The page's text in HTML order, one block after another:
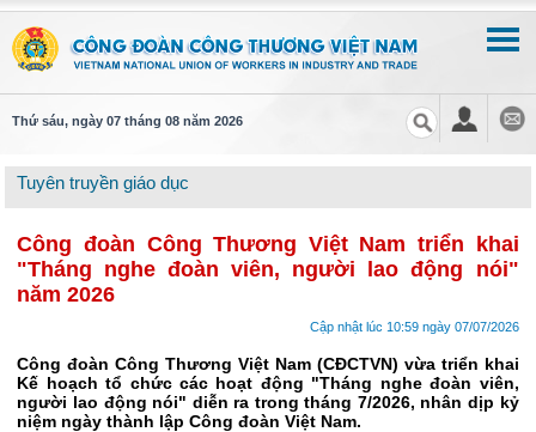
Thứ sáu, ngày 07 tháng 08 năm 2026
Tuyên truyền giáo dục
Công đoàn Công Thương Việt Nam triển khai
"Tháng nghe đoàn viên, người lao động nói"
năm 2026
Cập nhật lúc 10:59 ngày 07/07/2026
Công đoàn Công Thương Việt Nam (CĐCTVN) vừa triển khai
Kế hoạch tổ chức các hoạt động "Tháng nghe đoàn viên,
người lao động nói" diễn ra trong tháng 7/2026, nhân dịp kỷ
niệm ngày thành lập Công đoàn Việt Nam.